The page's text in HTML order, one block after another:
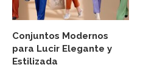
Conjuntos Modernos
para Lucir Elegante y
Estilizada